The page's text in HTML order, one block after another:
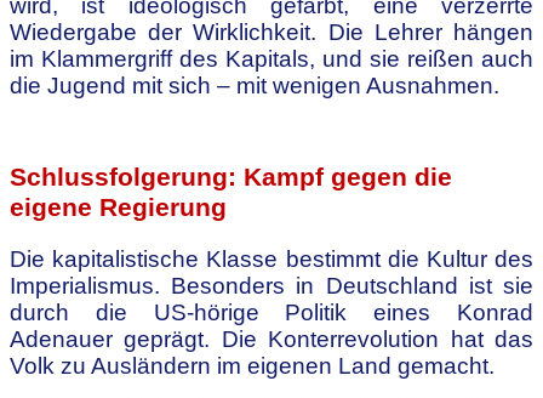
Wiedergabe der Wirklichkeit. Die Lehrer hängen
im Klammergriff des Kapitals, und sie reißen auch
die Jugend mit sich – mit wenigen Ausnahmen.
Schlussfolgerung: Kampf gegen die
eigene Regierung
Die kapitalistische Klasse bestimmt die Kultur des
Imperialismus. Besonders in Deutschland ist sie
durch die US-hörige Politik eines Konrad
Adenauer geprägt. Die Konterrevolution hat das
Volk zu Ausländern im eigenen Land gemacht.